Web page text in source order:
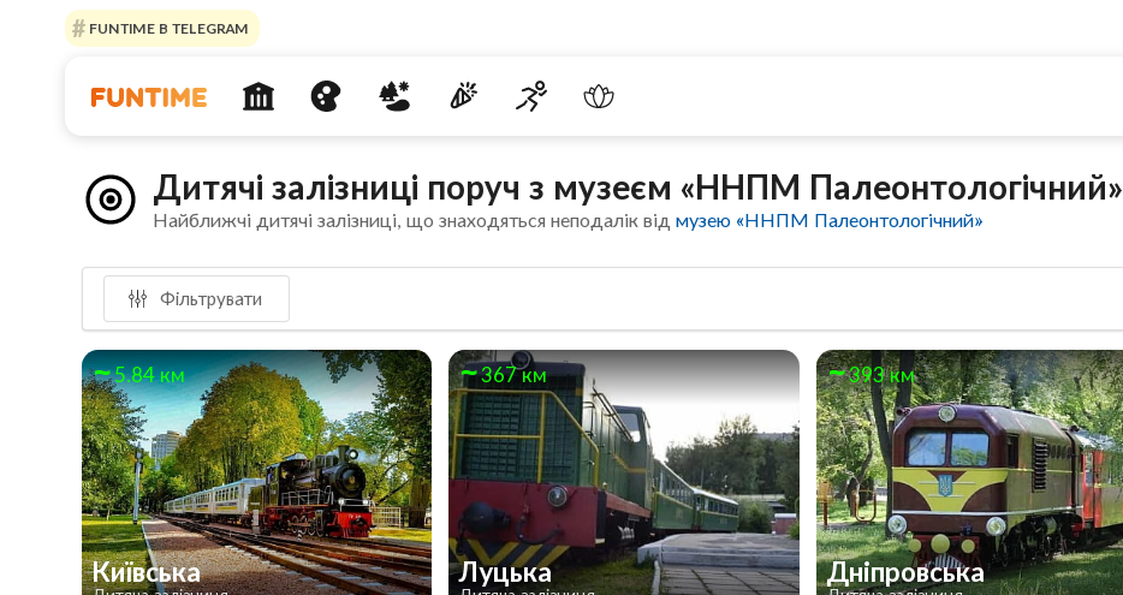
FUNTIME В TELEGRAM
Дитячі залізниці поруч з музеєм «ННПМ Палеонтологічний»
Найближчі дитячі залізниці, що знаходяться неподалік відмузею «ННПМ Палеонтологічний»
Фільтрувати
5.84 км
Київська
367 км
Луцька
393 км
Дніпровська